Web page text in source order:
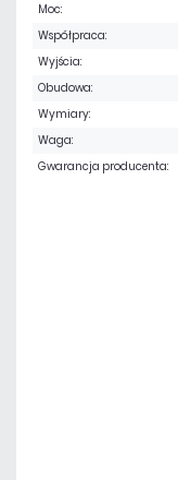
Moc:
Współpraca:
Wyjścia:
Obudowa:
Wymiary:
Waga:
Gwarancja producenta: